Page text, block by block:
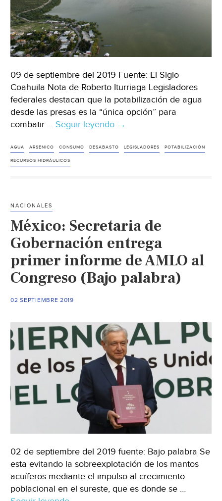
09 de septiembre del 2019 Fuente: El Siglo
Coahuila Nota de Roberto Iturriaga Legisladores
federales destacan que la potabilización de agua
desde las presas es la “única opción” para
combatir … Seguir leyendo Coahuila:
potabilizadora
y
arsénico
en
el
agua
(El
→
AGUA ARSENICO CONSUMO DESABASTO LEGISLADORES POTABILIZACIÓN
RECURSOS HIDRÁULICOS
NACIONALES
México: Secretaria de
Gobernación entrega
primer informe de AMLO al
Congreso (Bajo palabra)
02 SEPTIEMBRE 2019
02 de septiembre del 2019 fuente: Bajo palabra Se
esta evitando la sobreexplotación de los mantos
acuíferos mediante el impulso al crecimiento
poblacional en el sureste, que es donde se …